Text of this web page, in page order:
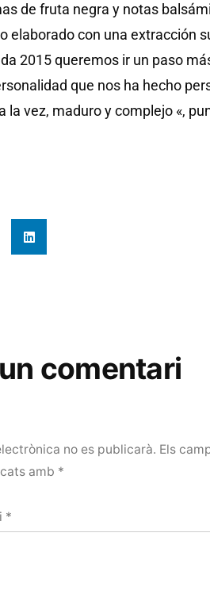
de fruta negra y notas
elaborado con una extracción
2015 queremos ir un paso
que nos ha hecho
la vez, maduro y complejo «,
comentari
no es publicarà. Els
amb *
*